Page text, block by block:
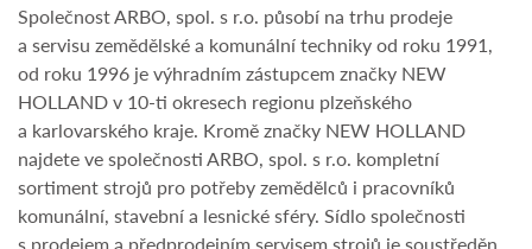
Společnost ARBO, spol. s r.o. působí na trhu prodeje
a servisu zemědělské a komunální techniky od roku 1991,
od roku 1996 je výhradním zástupcem značky NEW
HOLLAND v 10-ti okresech regionu plzeňského
a karlovarského kraje. Kromě značky NEW HOLLAND
najdete ve společnosti ARBO, spol. s r.o. kompletní
sortiment strojů pro potřeby zemědělců i pracovníků
komunální, stavební a lesnické sféry. Sídlo společnosti
s prodejem a předprodejním servisem strojů je soustředěn